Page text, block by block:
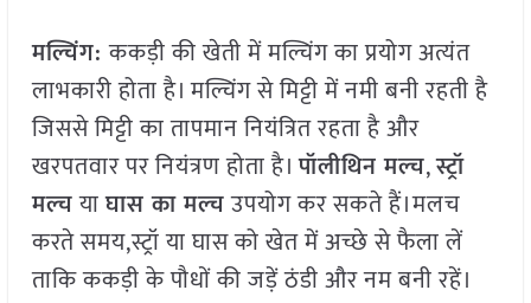
मल्चिंग:ककड़ी की खेती में मल्चिंग का प्रयोग अत्यंत
लाभकारी होता है। मल्चिंग से मिट्टी में नमी बनी रहती है
जिससे मिट्टी का तापमान नियंत्रित रहता है और
खरपतवार पर नियंत्रण होता है।पॉलीथिनमल्च,स्ट्रॉ
मल्चयाघासकामल्चउपयोग कर सकते हैं।मलच
करते समय,स्ट्रॉ या घास को खेत में अच्छे से फैला लें
ताकि ककड़ी के पौधों की जड़ें ठंडी और नम बनी रहें।